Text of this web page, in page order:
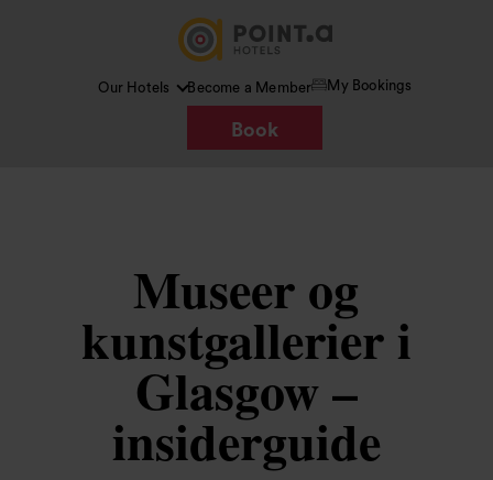
Our Hotels Become a Member My Bookings
Book
Museer og
kunstgallerier i
Glasgow –
insiderguide